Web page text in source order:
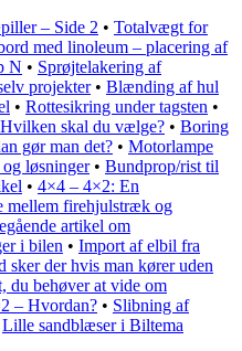
– Side 2 • Totalvægt for
med linoleum – placering af
N • Sprøjtelakering af
projekter• Blænding af hul
• Rottesikring under tagsten •
skal du vælge? • Boring
gør man det? • Motorlampe
løsninger• Bundprop/rist til
• 4×4 – 4×2: En
mellem firehjulstræk og
artikel om
i bilen • Import af elbil fra
sker der hvis man kører uden
du behøver at vide om
– Hvordan? • Slibning af
Lille sandblæser i Biltema